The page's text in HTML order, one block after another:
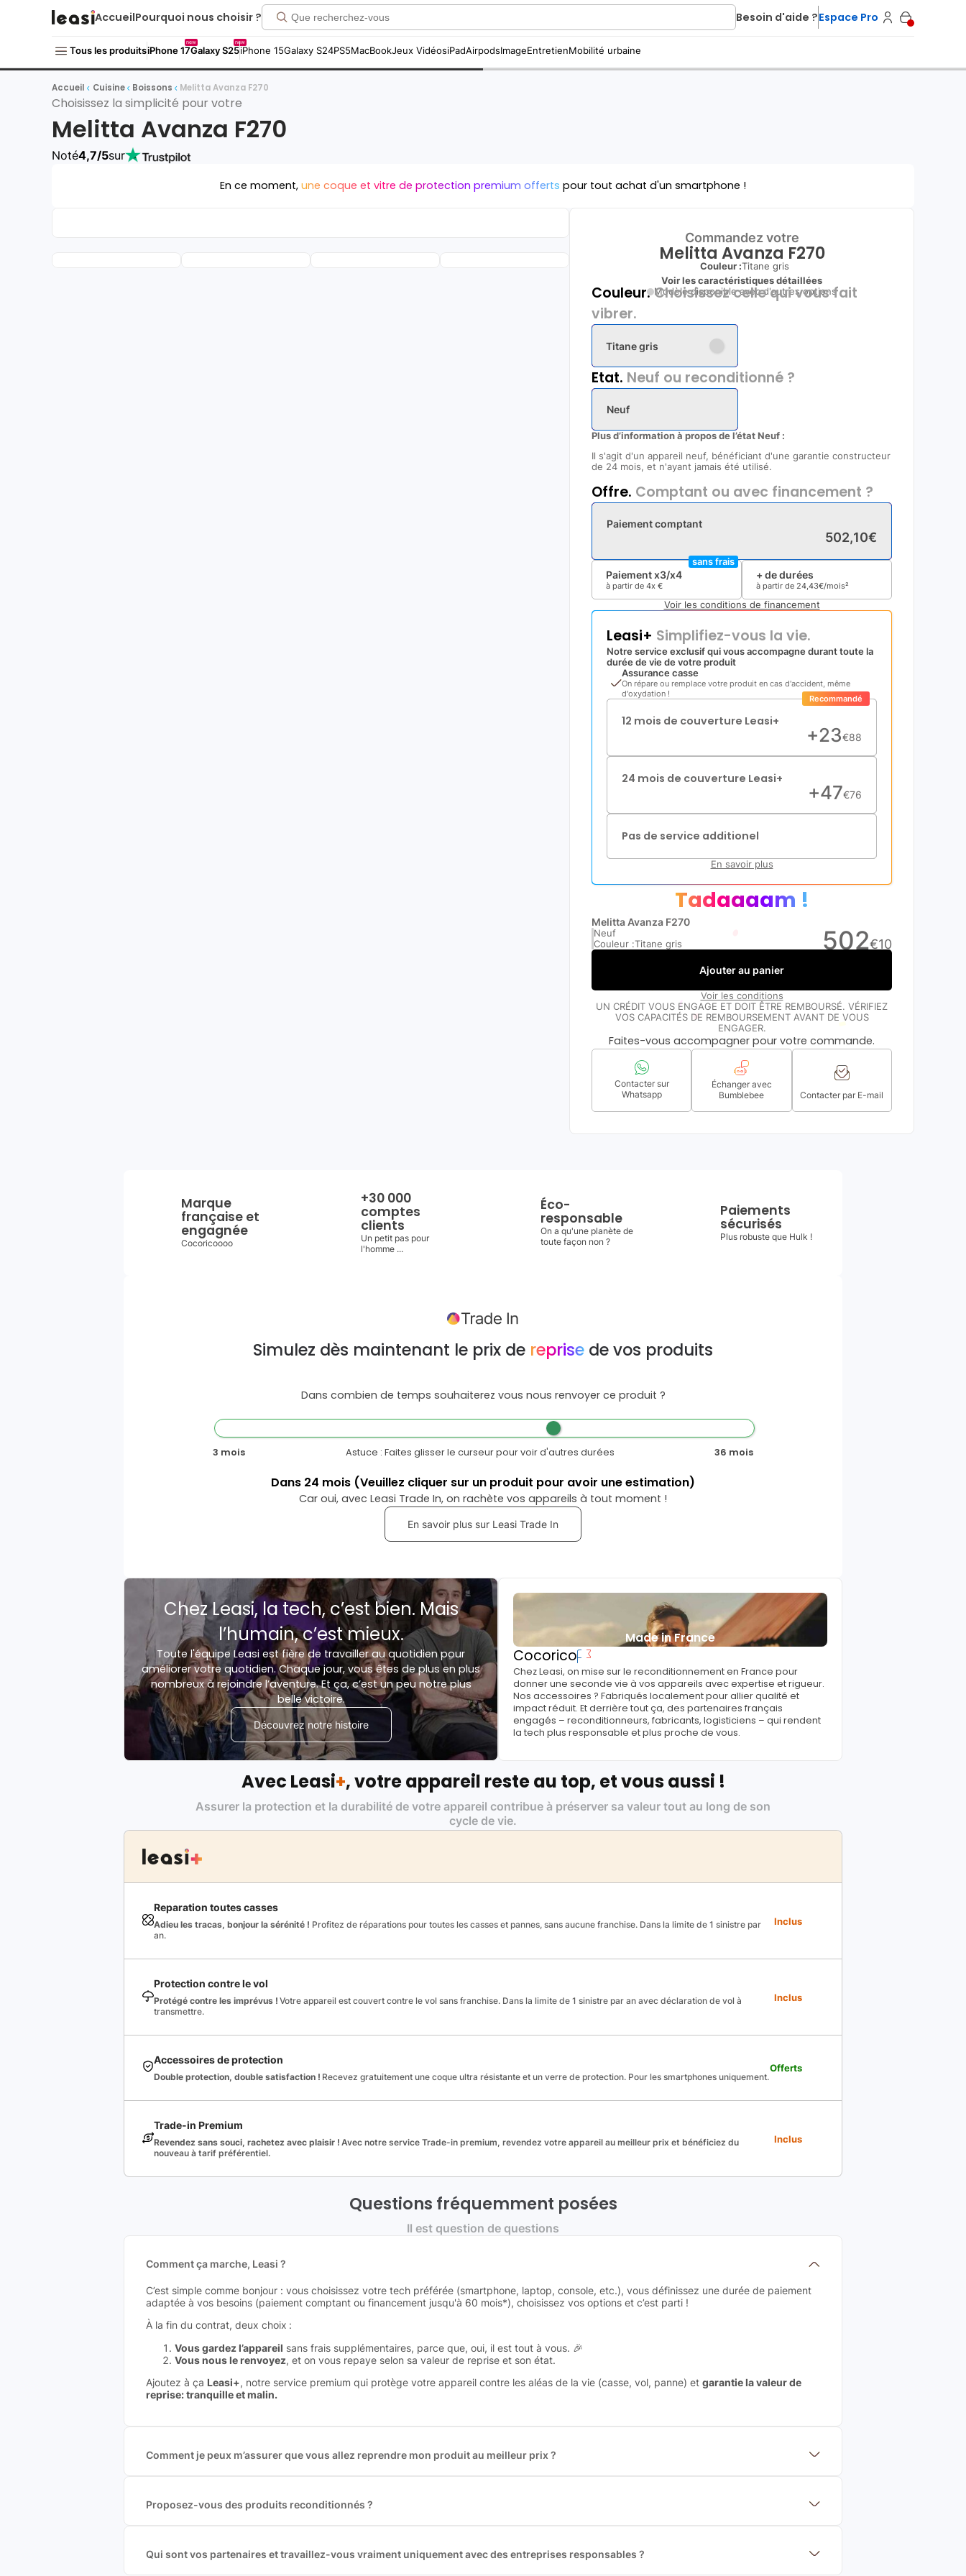
AccueilPourquoi nous choisir ? Besoin d'aide ?Espace Pro
Tous les produitsiPhone 17
new
Galaxy S25
new
iPhone 15Galaxy S24PS5MacBookJeux VidéosiPadAirpodsImageEntretienMobilité urbaine
Accueil Cuisine Boissons Melitta Avanza F270
Choisissez la simplicité pour votre
Melitta Avanza F270
Noté4,7/5sur
En ce moment, une coque et vitre de protection premium offerts pour tout achat d'un smartphone !
Commandez votre
Melitta Avanza F270
Couleur :Titane gris
Voir les caractéristiques détaillées
Modèle disponible avec d'autres options
Couleur.Choisissez celle qui vous fait
vibrer.
Titane gris
Etat. Neuf ou reconditionné ?
Neuf
Plus d’information à propos de l’état Neuf :
Il s'agit d'un appareil neuf, bénéficiant d'une garantie constructeur
de 24 mois, et n'ayant jamais été utilisé.
Offre. Comptant ou avec financement ?
Paiement comptant
502,10€
Paiement x3/x4
à partir de 4x €
sans frais
+ de durées
à partir de 24 43€/mois²
Voir les conditions de financement
Leasi+ Simplifiez-vous la vie.
Notre service exclusif qui vous accompagne durant toute la
durée de vie de votre produit
Assurance casse
On répare ou remplace votre produit en cas d'accident, même
d'oxydation !
12 mois de couverture Leasi+
+23€88
Recommandé
24 mois de couverture Leasi+
+47€76
Pas de service additionel
En savoir plus
Tadaaaam !
Melitta Avanza F270
Neuf
Couleur :Titane gris 502€10
Ajouter au panier
Voir les conditions
UN CRÉDIT VOUS ENGAGE ET DOIT ÊTRE REMBOURSÉ. VÉRIFIEZ
VOS CAPACITÉS DE REMBOURSEMENT AVANT DE VOUS
ENGAGER.
Faites-vous accompagner pour votre commande.
Contacter sur
Whatsapp
Échanger avec
Bumblebee
Contacter par E-mail
Marque
française et
engagnée
Cocoricoooo
+30 000
comptes
clients
Un petit pas pour
l'homme ...
Éco-
responsable
On a qu'une planète de
toute façon non ?
Paiements
sécurisés
Plus robuste que Hulk !
Simulez dès maintenant le prix de reprise de vos produits
Dans combien de temps souhaiterez vous nous renvoyer ce produit ?
3 mois Astuce : Faites glisser le curseur pour voir d'autres durées 36 mois
Dans 24 mois (Veuillez cliquer sur un produit pour avoir une estimation)
Car oui, avec Leasi Trade In, on rachète vos appareils à tout moment !
En savoir plus sur Leasi Trade In
Chez Leasi, la tech, c’est bien. Mais
l’humain, c’est mieux.
Toute l'équipe Leasi est fière de travailler au quotidien pour
améliorer votre quotidien. Chaque jour, vous êtes de plus en plus
nombreux à rejoindre l’aventure. Et ça, c’est un peu notre plus
belle victoire.
Découvrez notre histoire
Made in France
Cocorico
Chez Leasi, on mise sur le reconditionnement en France pour
donner une seconde vie à vos appareils avec expertise et rigueur.
Nos accessoires ? Fabriqués localement pour allier qualité et
impact réduit. Et derrière tout ça, des partenaires français
engagés – reconditionneurs, fabricants, logisticiens – qui rendent
la tech plus responsable et plus proche de vous.
Avec Leasi+, votre appareil reste au top, et vous aussi !
Assurer la protection et la durabilité de votre appareil contribue à préserver sa valeur tout au long de son
cycle de vie.
Reparation toutes casses
Adieu les tracas, bonjour la sérénité ! Profitez de réparations pour toutes les casses et pannes, sans aucune franchise. Dans la limite de 1 sinistre par
an.
Inclus
Protection contre le vol
Protégé contre les imprévus ! Votre appareil est couvert contre le vol sans franchise. Dans la limite de 1 sinistre par an avec déclaration de vol à
transmettre.
Inclus
Accessoires de protection
Double protection, double satisfaction ! Recevez gratuitement une coque ultra résistante et un verre de protection. Pour les smartphones uniquement.
Offerts
Trade-in Premium
Revendez sans souci, rachetez avec plaisir ! Avec notre service Trade-in premium, revendez votre appareil au meilleur prix et bénéficiez du
nouveau à tarif préférentiel.
Inclus
Questions fréquemment posées
Il est question de questions
Comment ça marche, Leasi ?
C’est simple comme bonjour : vous choisissez votre tech préférée (smartphone, laptop, console, etc.), vous définissez une durée de paiement
adaptée à vos besoins (paiement comptant ou financement jusqu'à 60 mois*), choisissez vos options et c’est parti !
À la fin du contrat, deux choix :
Vous gardez l’appareil sans frais supplémentaires, parce que, oui, il est tout à vous. 🎉
Vous nous le renvoyez, et on vous repaye selon sa valeur de reprise et son état.
Ajoutez à ça Leasi+, notre service premium qui protège votre appareil contre les aléas de la vie (casse, vol, panne) et garantie la valeur de
reprise: tranquille et malin.
Comment je peux m’assurer que vous allez reprendre mon produit au meilleur prix ?
Proposez-vous des produits reconditionnés ?
Qui sont vos partenaires et travaillez-vous vraiment uniquement avec des entreprises responsables ?